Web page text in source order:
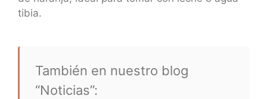
tibia.
También en nuestro blog
“Noticias”: